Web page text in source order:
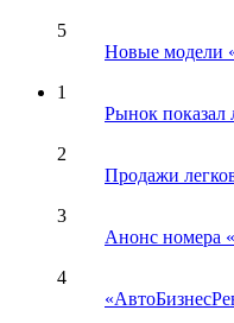
5
Новые модели
1
Рынок показал
2
Продажи
3
Анонс номера
4